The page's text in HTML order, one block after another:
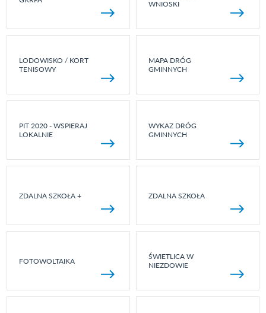
WNIOSKI
LODOWISKO / KORT
TENISOWY
MAPA DRÓG
GMINNYCH
PIT 2020 - WSPIERAJ
LOKALNIE
WYKAZ DRÓG
GMINNYCH
ZDALNA SZKOŁA + ZDALNA SZKOŁA
FOTOWOLTAIKA
ŚWIETLICA W
NIEZDOWIE